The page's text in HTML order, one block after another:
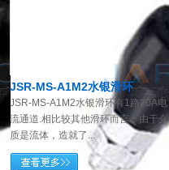
JSR-MS-A1M2水银滑环
JSR-MS-A1M2水银滑环有1路20A电
流通道.相比较其他滑环而言，由于介
质是流体，造就了...